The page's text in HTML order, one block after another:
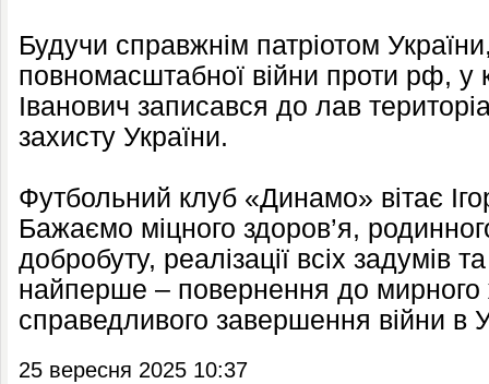
Будучи справжнім патріотом
повномасштабної війни проти рф, у
Іванович записався до лав
захисту України.
Футбольний клуб «Динамо» вітає
Бажаємо міцного здоров’я,
добробуту, реалізації всіх задумів
найперше – повернення до мирного
справедливого завершення війни в
25 вересня 2025 10:37